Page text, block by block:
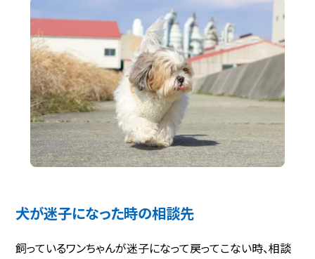
犬が迷子になった時の相談先
飼っているワンちゃんが迷子になって戻ってこない時、相談